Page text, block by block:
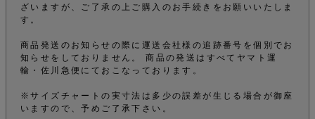
ざいますが、ご了承の上ご購入のお手続きをお願いいたしま
す。
商品発送のお知らせの際に運送会社様の追跡番号を個別でお
知らせをしておりません。 商品の発送はすべてヤマト運
輸・佐川急便にておこなっております。
※サイズチャートの実寸法は多少の誤差が生じる場合が御座
いますので、予めご了承下さい。